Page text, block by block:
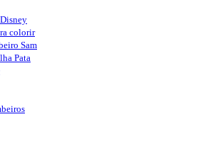
colorir
Sam
Pata